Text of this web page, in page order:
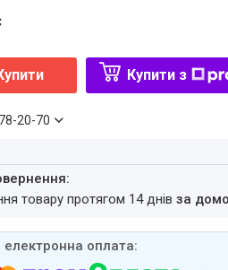
Купити з
20-70
товару протягом 14 днівза